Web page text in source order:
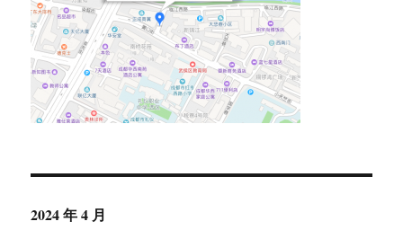
2024 年 4 月